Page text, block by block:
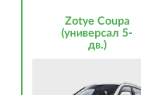
Zotye Coupa
(универсал 5-
дв.)